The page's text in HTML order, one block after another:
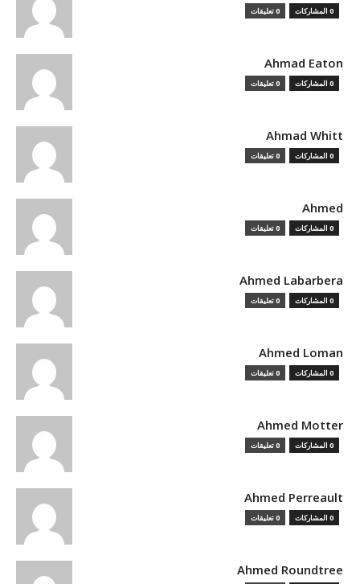
0 المشاركات 0 تعليقات
Ahmad Eaton
0 المشاركات 0 تعليقات
Ahmad Whitt
0 المشاركات 0 تعليقات
Ahmed
0 المشاركات 0 تعليقات
Ahmed Labarbera
0 المشاركات 0 تعليقات
Ahmed Loman
0 المشاركات 0 تعليقات
Ahmed Motter
0 المشاركات 0 تعليقات
Ahmed Perreault
0 المشاركات 0 تعليقات
Ahmed Roundtree